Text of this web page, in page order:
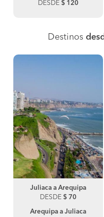
DESDE $ 120
Destinos
Juliaca a Arequipa
DESDE $ 70
Arequipa a Juliaca